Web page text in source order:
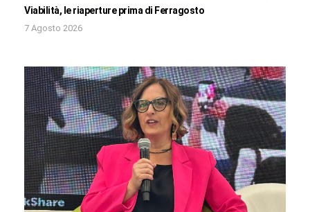
Viabilità, le riaperture prima di Ferragosto
7 Agosto 2026